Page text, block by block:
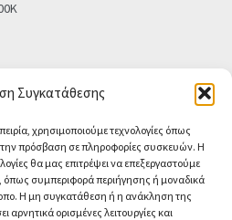
Συγκατάθεσης
χρησιμοποιούμε τεχνολογίες όπως
πρόσβαση σε πληροφορίες συσκευών. Η
θα μας επιτρέψει να επεξεργαστούμε
συμπεριφορά περιήγησης ή μοναδικά
Η μη συγκατάθεση ή η ανάκληση της
ορισμένες λειτουργίες και